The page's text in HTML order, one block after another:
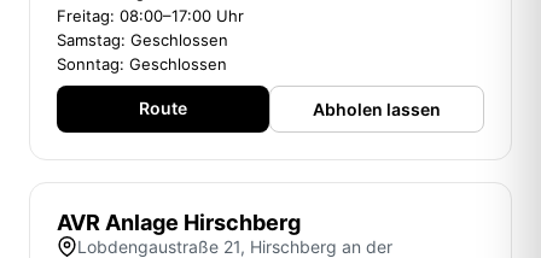
Freitag: 08:00–17:00 Uhr
Samstag: Geschlossen
Sonntag: Geschlossen
Route Abholen lassen
AVR Anlage Hirschberg
Lobdengaustraße 21, Hirschberg an der